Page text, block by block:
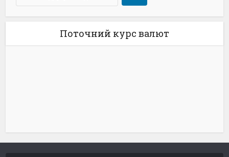
Поточний курс валют